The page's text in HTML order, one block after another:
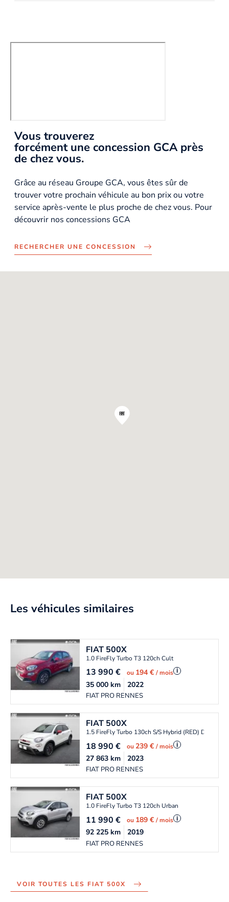
Vous trouverez
forcément une concession GCA près
de chez vous.
Grâce au réseau Groupe GCA, vous êtes sûr de
trouver votre prochain véhicule au bon prix ou votre
service après-vente le plus proche de chez vous. Pour
découvrir nos concessions GCA
RECHERCHER UNE CONCESSION
Les véhicules similaires
FIAT 500X
1.0 FireFly Turbo T3 120ch Cult
13 990€ ou 194 €/ mois i
FIAT PRO RENNES
35 000km 2022
FIAT 500X
1.5 FireFly Turbo 130ch S/S Hybrid (RED) DCT7
18 990€ ou239 €/ mois i
FIAT PRO RENNES
27 863km 2023
FIAT 500X
1.0 FireFly Turbo T3 120ch Urban
11 990€ ou 189 €/ mois i
FIAT PRO RENNES
92 225km 2019
VOIR TOUTES LES FIAT 500X